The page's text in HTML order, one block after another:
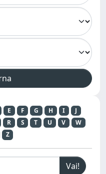
E F G H I
J
R S T U V
W
Z